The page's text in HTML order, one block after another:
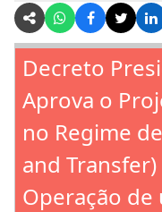
Decreto
Aprova o
no Regime
and
Operação de